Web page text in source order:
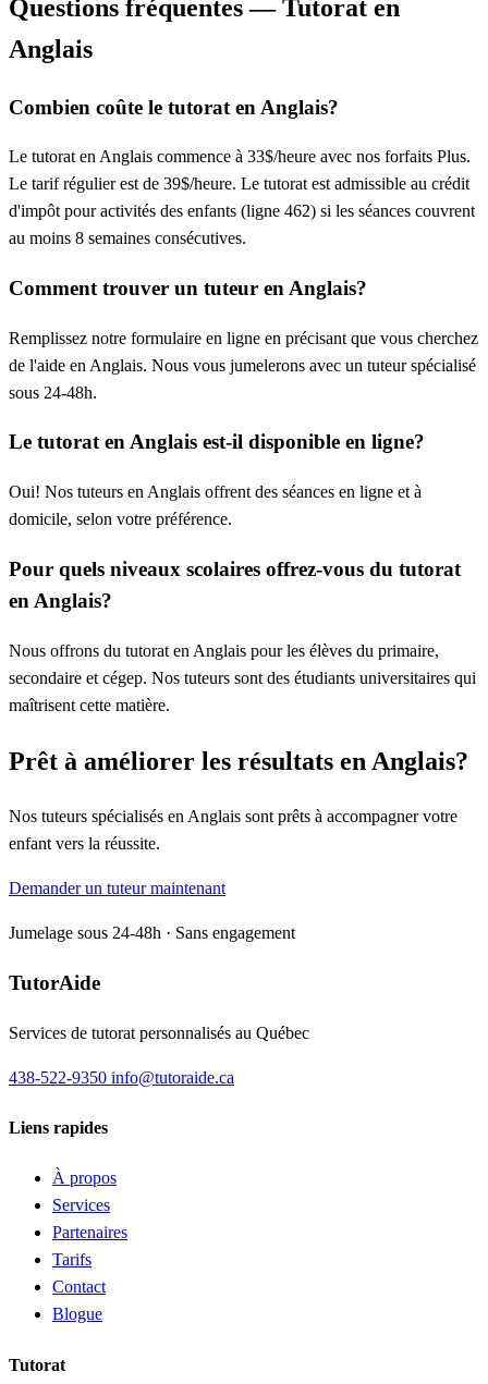
Questions fréquentes — Tutorat en
Anglais
Combien coûte le tutorat en Anglais?
Le tutorat en Anglais commence à 33$/heure avec nos forfaits Plus.
Le tarif régulier est de 39$/heure. Le tutorat est admissible au crédit
d'impôt pour activités des enfants (ligne 462) si les séances couvrent
au moins 8 semaines consécutives.
Comment trouver un tuteur en Anglais?
Remplissez notre formulaire en ligne en précisant que vous cherchez
de l'aide en Anglais. Nous vous jumelerons avec un tuteur spécialisé
sous 24-48h.
Le tutorat en Anglais est-il disponible en ligne?
Oui! Nos tuteurs en Anglais offrent des séances en ligne et à
domicile, selon votre préférence.
Pour quels niveaux scolaires offrez-vous du tutorat
en Anglais?
Nous offrons du tutorat en Anglais pour les élèves du primaire,
secondaire et cégep. Nos tuteurs sont des étudiants universitaires qui
maîtrisent cette matière.
Prêt à améliorer les résultats en Anglais?
Nos tuteurs spécialisés en Anglais sont prêts à accompagner votre
enfant vers la réussite.
Demander un tuteur maintenant
Jumelage sous 24-48h · Sans engagement
TutorAide
Services de tutorat personnalisés au Québec
438-522-9350 info@tutoraide.ca
Liens rapides
À propos
Services
Partenaires
Tarifs
Contact
Blogue
Tutorat